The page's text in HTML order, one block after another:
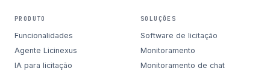
PRODUTO
Funcionalidades
Agente Licinexus
IA para licitação
SOLUÇÕES
Software de licitação
Monitoramento
Monitoramento de chat